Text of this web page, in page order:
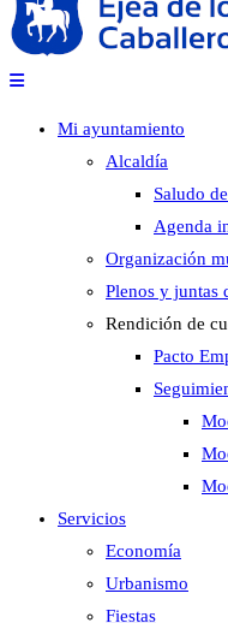
Mi ayuntamiento
Alcaldía
Saludo
Agenda
Organización
Plenos y juntas
Rendición de
Pacto
Servicios
Economía
Urbanismo
Fiestas